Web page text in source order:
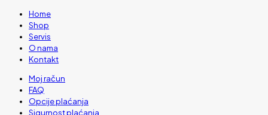
Home
Shop
Servis
O nama
Kontakt
Moj račun
FAQ
Opcije plaćanja
Sigurnost plaćanja